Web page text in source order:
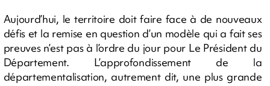
Aujourd’hui, le territoire doit faire face à de nouveaux
défis et la remise en question d’un modèle qui a fait ses
preuves n’est pas à l’ordre du jour pour Le Président du
Département. L’approfondissement de la
départementalisation, autrement dit, une plus grande